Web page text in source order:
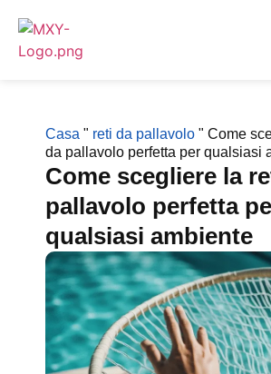
Casa " reti da pallavolo " Come
da pallavolo perfetta per qualsiasi
Come scegliere la
pallavolo perfetta
qualsiasi ambiente